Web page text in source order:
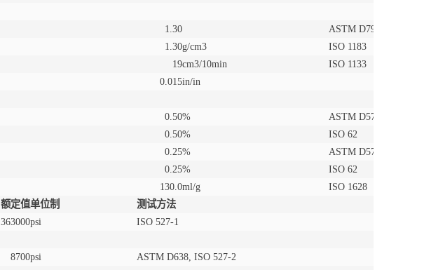
1.30
ASTM D792
1.30g/cm3
ISO 1183
19cm3/10min
ISO 1133
0.015in/in
0.50%
ASTM D570
0.50%
ISO 62
0.25%
ASTM D570
0.25%
ISO 62
130.0ml/g
ISO 1628
额定值单位制
测试方法
363000psi
ISO 527-1
8700psi ASTM D638 ISO 527-2